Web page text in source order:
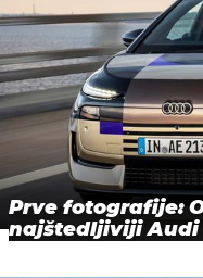
Prve fotografije:
najštedljiviji Audi